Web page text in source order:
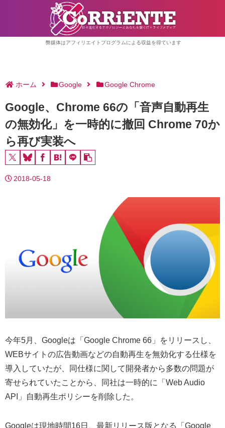
弊媒体はアフィリエイトプログラムによる収益を得ています
ホーム Google Google Chrome
Google、Chrome 66の「音声自動再生
の無効化」を一時的に撤回 Chrome 70か
ら再び実装へ
2018-05-18
今年5月、Googleは「Google Chrome 66」をリリースし、
WEBサイトの広告動画などの自動再生を無効化する仕様を
導入していたが、同仕様に関して開発者から多数の問題が
寄せられていたことから、同社は一時的に「Web Audio
API」自動再生ポリシーを削除した。
Googleは現地時間16日、最新リリース版となる「Google